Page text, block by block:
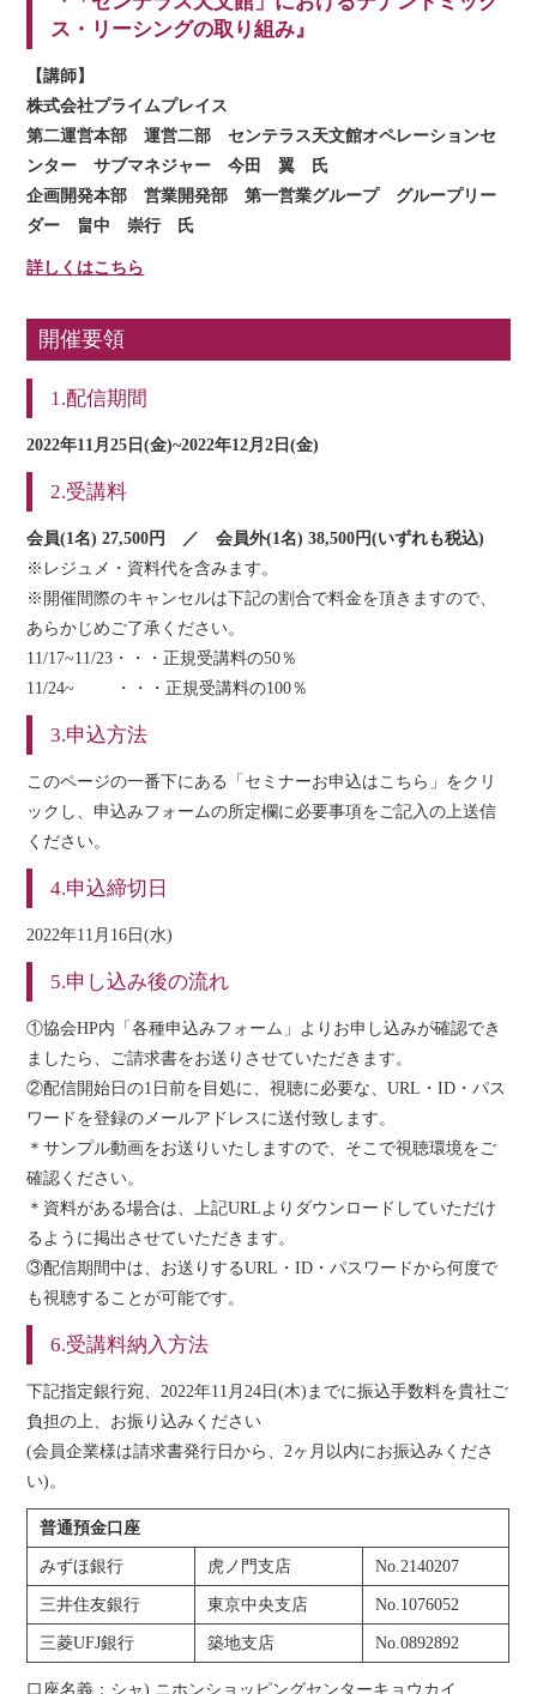
ス・リーシングの取り組み』
【講師】
株式会社プライムプレイス
第二運営本部 運営二部 センテラス天文館オペレーションセ
ンター サブマネジャー 今田 翼 氏
企画開発本部 営業開発部 第一営業グループ グループリー
ダー 畠中 崇行 氏
詳しくはこちら
開催要領
1.配信期間
2022年11月25日(金)~2022年12月2日(金)
2.受講料
会員(1名) 27,500円 ／ 会員外(1名) 38,500円(いずれも税込)
※レジュメ・資料代を含みます。
※開催間際のキャンセルは下記の割合で料金を頂きますので、
あらかじめご了承ください。
11/17~11/23・・・正規受講料の50％
11/24~ ・・・正規受講料の100％
3.申込方法
このページの一番下にある「セミナーお申込はこちら」をクリ
ックし、申込みフォームの所定欄に必要事項をご記入の上送信
ください。
4.申込締切日
2022年11月16日(水)
5.申し込み後の流れ
①協会HP内「各種申込みフォーム」よりお申し込みが確認でき
ましたら、ご請求書をお送りさせていただきます。
②配信開始日の1日前を目処に、視聴に必要な、URL・ID・パス
ワードを登録のメールアドレスに送付致します。
＊サンプル動画をお送りいたしますので、そこで視聴環境をご
確認ください。
＊資料がある場合は、上記URLよりダウンロードしていただけ
るように掲出させていただきます。
③配信期間中は、お送りするURL・ID・パスワードから何度で
も視聴することが可能です。
6.受講料納入方法
下記指定銀行宛、2022年11月24日(木)までに振込手数料を貴社ご
負担の上、お振り込みください
(会員企業様は請求書発行日から、2ヶ月以内にお振込みくださ
い)。
普通預金口座
みずほ銀行 虎ノ門支店 No.2140207
三井住友銀行 東京中央支店 No.1076052
三菱UFJ銀行 築地支店 No.0892892
口座名義：シャ) ニホンショッピングセンターキョウカイ